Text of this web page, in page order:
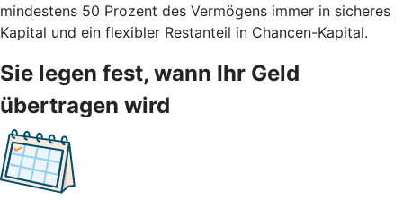
mindestens 50 Prozent des Vermögens immer in sicheres
Kapital und ein flexibler Restanteil in Chancen-Kapital.
Sie legen fest, wann Ihr Geld
übertragen wird